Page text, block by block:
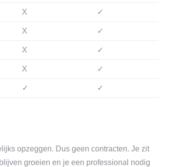
X ✓
X ✓
X ✓
X ✓
✓ ✓
opzeggen. Dus geen contracten. Je zit
groeien en je een professional nodig